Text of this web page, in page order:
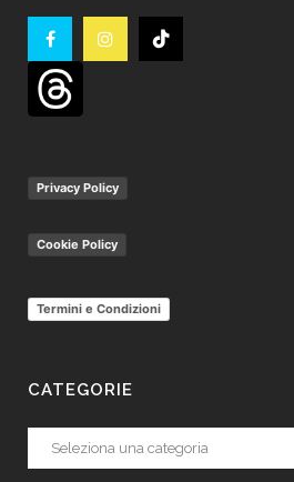
Privacy Policy
Cookie Policy
Termini e Condizioni
CATEGORIE
Categorie